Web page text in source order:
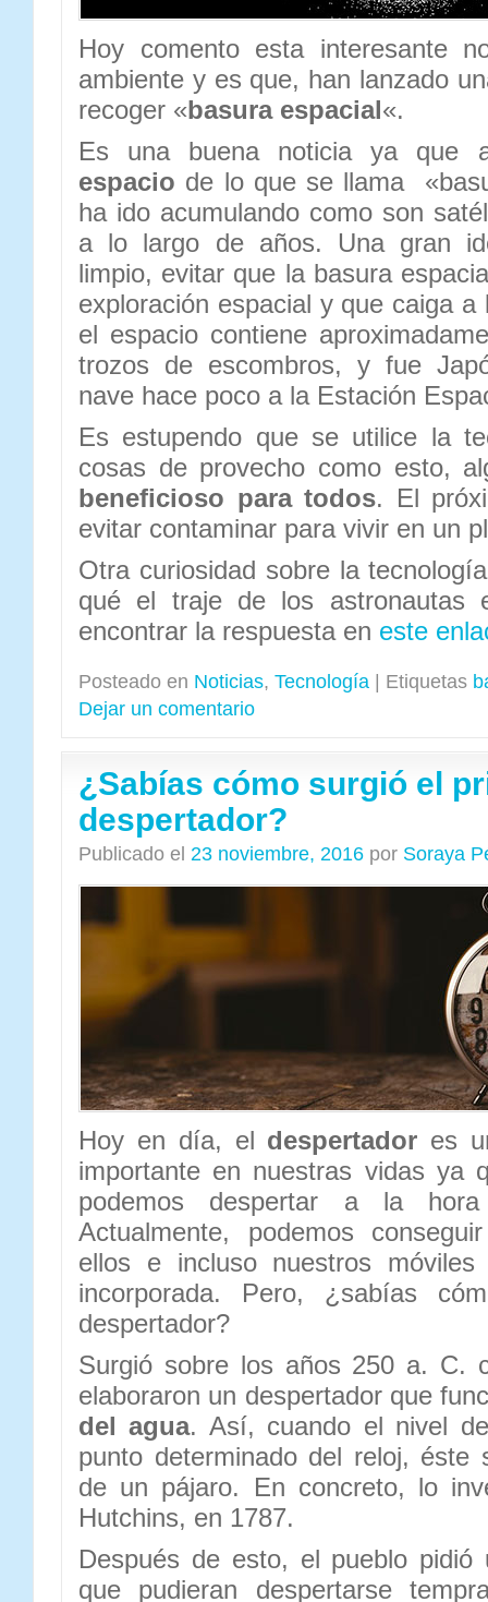
Hoy comento esta interesante
ambiente y es que, han lanzado
recoger «basura espacial«.
Es una buena noticia ya que
espacio de lo que se llama
ha ido acumulando como son
a lo largo de años. Una gran
limpio, evitar que la basura
exploración espacial y que caiga
el espacio contiene
trozos de escombros, y fue
nave hace poco a la Estación
Es estupendo que se utilice la
cosas de provecho como esto,
beneficioso para todos. El
evitar contaminar para vivir en un
Otra curiosidad sobre la
qué el traje de los astronautas
encontrar la respuesta en este
Posteado en Noticias, Tecnología Etiquetas
Dejar un comentario
¿Sabías cómo surgió el
despertador?
Publicado el 23 noviembre, 2016 por Soraya
Hoy en día, el despertador es
importante en nuestras vidas ya
podemos despertar a la hora
Actualmente, podemos
ellos e incluso nuestros
incorporada. Pero, ¿sabías
despertador?
Surgió sobre los años 250 a. C.
elaboraron un despertador que
del agua. Así, cuando el nivel
punto determinado del reloj, éste
de un pájaro. En concreto, lo
Hutchins, en 1787.
Después de esto, el pueblo pidió
que pudieran despertarse